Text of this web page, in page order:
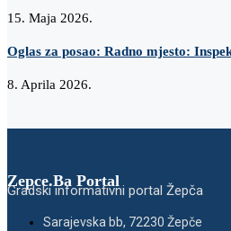
15. Maja 2026.
Oglas za posao: Radno mjesto:
8. Aprila 2026.
Zepce.Ba Portal
Gradski informativni portal Žepča
Sarajevska bb, 72230 Žepče